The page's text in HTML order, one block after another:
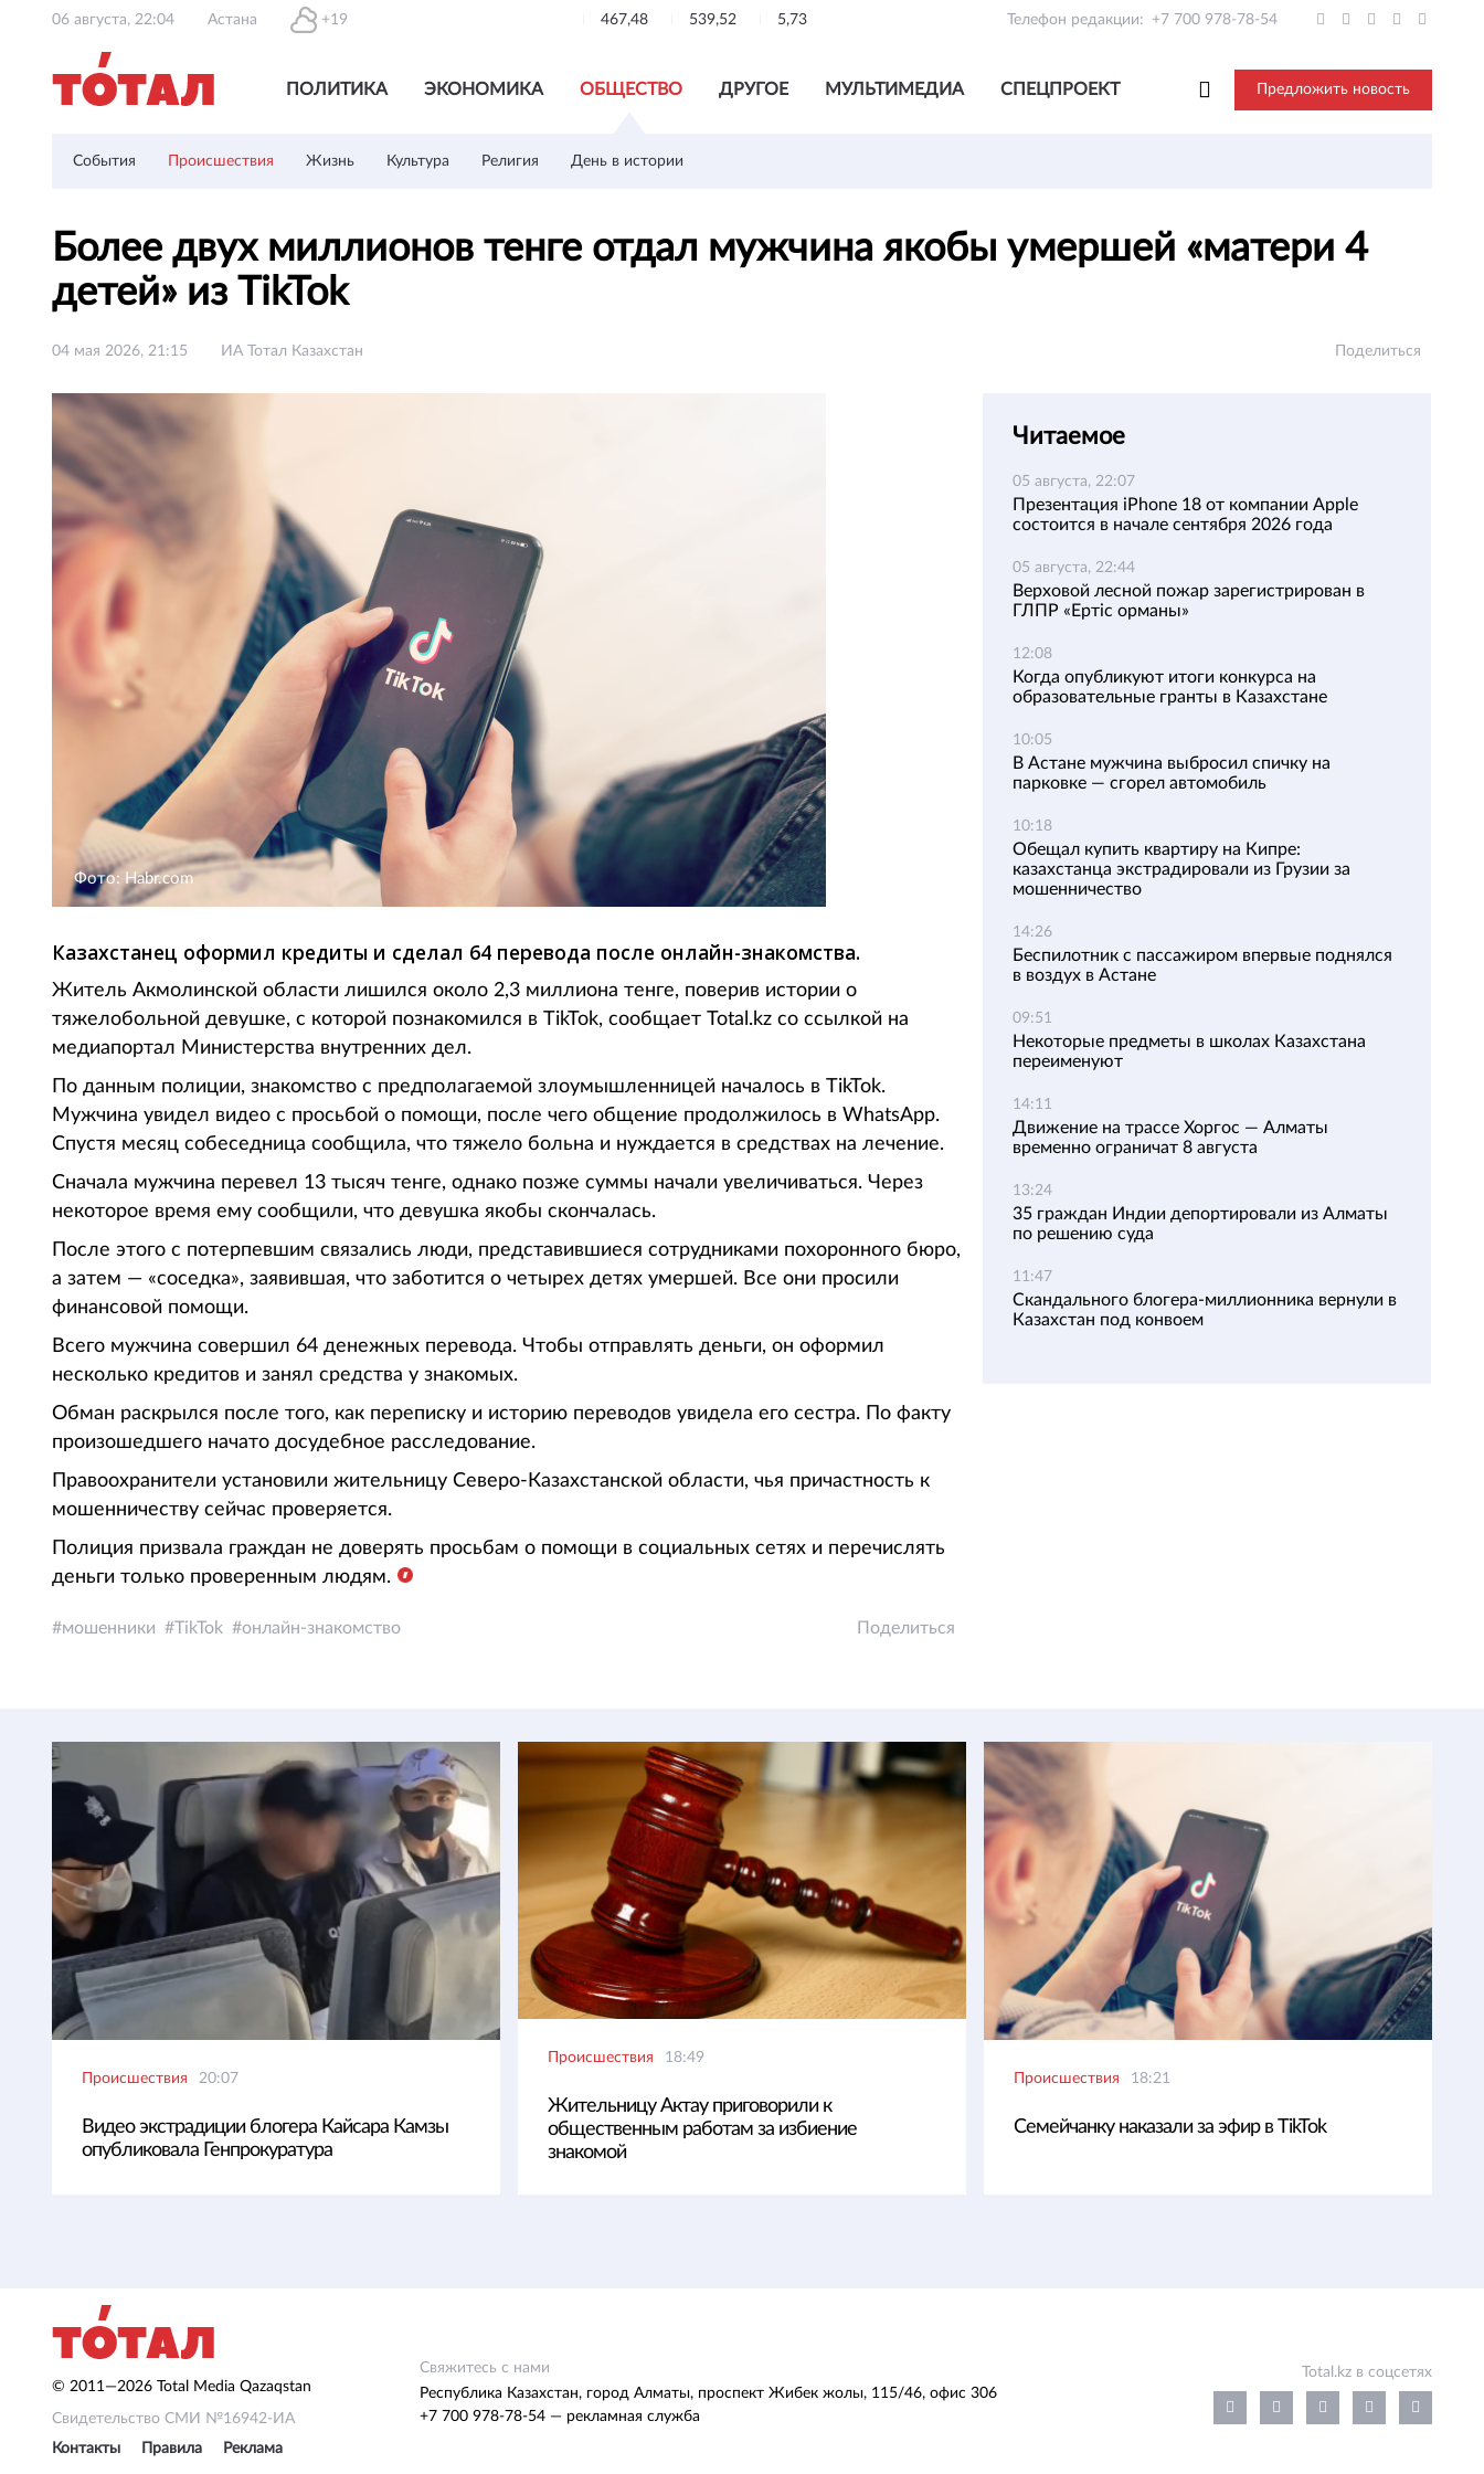
06 августа, 22:04 Астана +19 467,48 539,52 5,73 Телефон редакции: +7 700 978-78-54
ПОЛИТИКА ЭКОНОМИКА ОБЩЕСТВО ДРУГОЕ МУЛЬТИМЕДИА СПЕЦПРОЕКТ Предложить новость
События Происшествия Жизнь Культура Религия День в истории
Более двух миллионов тенге отдал мужчина якобы умершей «матери 4
детей» из TikTok
04 мая 2026, 21:15 ИА Тотал Казахстан Поделиться
Фото: Habr.com
Казахстанец оформил кредиты и сделал 64 перевода после онлайн-знакомства.
Житель Акмолинской области лишился около 2,3 миллиона тенге, поверив истории о
тяжелобольной девушке, с которой познакомился в TikTok, сообщает Total.kz со ссылкой на
медиапортал Министерства внутренних дел.
По данным полиции, знакомство с предполагаемой злоумышленницей началось в TikTok.
Мужчина увидел видео с просьбой о помощи, после чего общение продолжилось в WhatsApp.
Спустя месяц собеседница сообщила, что тяжело больна и нуждается в средствах на лечение.
Сначала мужчина перевел 13 тысяч тенге, однако позже суммы начали увеличиваться. Через
некоторое время ему сообщили, что девушка якобы скончалась.
После этого с потерпевшим связались люди, представившиеся сотрудниками похоронного бюро,
а затем — «соседка», заявившая, что заботится о четырех детях умершей. Все они просили
финансовой помощи.
Всего мужчина совершил 64 денежных перевода. Чтобы отправлять деньги, он оформил
несколько кредитов и занял средства у знакомых.
Обман раскрылся после того, как переписку и историю переводов увидела его сестра. По факту
произошедшего начато досудебное расследование.
Правоохранители установили жительницу Северо-Казахстанской области, чья причастность к
мошенничеству сейчас проверяется.
Полиция призвала граждан не доверять просьбам о помощи в социальных сетях и перечислять
деньги только проверенным людям.
мошенники TikTok онлайн-знакомство Поделиться
Читаемое
05 августа, 22:07
Презентация iPhone 18 от компании Apple
состоится в начале сентября 2026 года
05 августа, 22:44
Верховой лесной пожар зарегистрирован в
ГЛПР «Ертіс орманы»
12:08
Когда опубликуют итоги конкурса на
образовательные гранты в Казахстане
10:05
В Астане мужчина выбросил спичку на
парковке — сгорел автомобиль
10:18
Обещал купить квартиру на Кипре:
казахстанца экстрадировали из Грузии за
мошенничество
14:26
Беспилотник с пассажиром впервые поднялся
в воздух в Астане
09:51
Некоторые предметы в школах Казахстана
переименуют
14:11
Движение на трассе Хоргос — Алматы
временно ограничат 8 августа
13:24
35 граждан Индии депортировали из Алматы
по решению суда
11:47
Скандального блогера-миллионника вернули в
Казахстан под конвоем
Происшествия 20:07
Видео экстрадиции блогера Кайсара Камзы
опубликовала Генпрокуратура
Происшествия 18:49
Жительницу Актау приговорили к
общественным работам за избиение
знакомой
Происшествия 18:21
Семейчанку наказали за эфир в TikTok
© 2011—2026 Total Media Qazaqstan
Свидетельство СМИ №16942-ИА
Контакты
Правила Реклама
Свяжитесь с нами
Республика Казахстан, город Алматы, проспект Жибек жолы, 115/46, офис 306
+7 700 978-78-54 — рекламная служба
Total.kz в соцсетях